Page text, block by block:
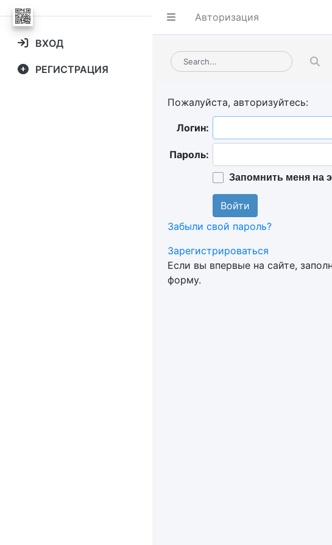
Авторизация
ВХОД
РЕГИСТРАЦИЯ
Пожалуйста, авторизуйтесь:
Логин:
Пароль:
Запомнить меня на
Забыли свой пароль?
Зарегистрироваться
Если вы впервые на сайте,
форму.